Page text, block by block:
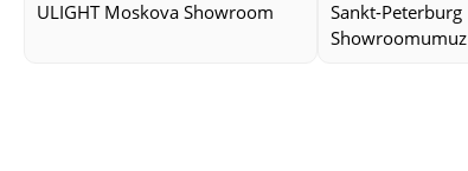
ULIGHT Moskova Showroom
Sankt-Peterburg
Showroomumuz